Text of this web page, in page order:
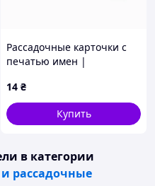
Рассадочные карточки с
печатью имен |
14 ₴
Купить
в категории
рассадочные